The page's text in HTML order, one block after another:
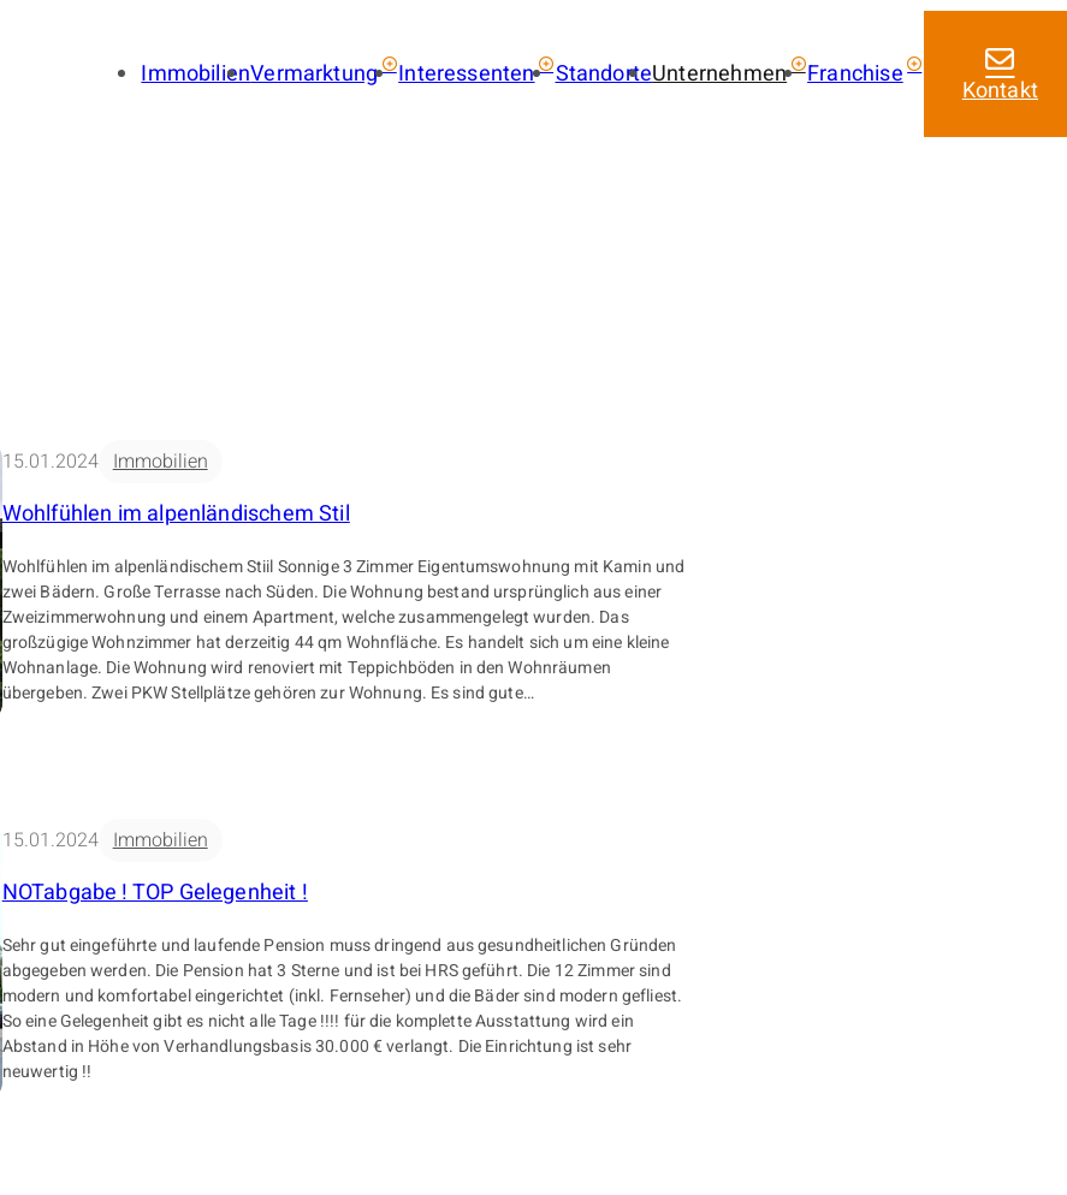
ImmobilienVermarktung
Interessenten
StandorteUnternehmen
Franchise
Franchise mit
Franchise Leistungen
Kontakt
15.01.2024 Immobilien
Wohlfühlen im alpenländischem Stil
Wohlfühlen im alpenländischem Stiil Sonnige 3 Zimmer Eigentumswohnung mit Kamin und
zwei Bädern. Große Terrasse nach Süden. Die Wohnung bestand ursprünglich aus einer
Zweizimmerwohnung und einem Apartment, welche zusammengelegt wurden. Das
großzügige Wohnzimmer hat derzeitig 44 qm Wohnfläche. Es handelt sich um eine kleine
Wohnanlage. Die Wohnung wird renoviert mit Teppichböden in den Wohnräumen
übergeben. Zwei PKW Stellplätze gehören zur Wohnung. Es sind gute
15.01.2024 Immobilien
NOTabgabe ! TOP Gelegenheit !
Sehr gut eingeführte und laufende Pension muss dringend aus gesundheitlichen Gründen
abgegeben werden. Die Pension hat 3 Sterne und ist bei HRS geführt. Die 12 Zimmer sind
modern und komfortabel eingerichtet (inkl. Fernseher) und die Bäder sind modern gefliest.
So eine Gelegenheit gibt es nicht alle Tage !!!! für die komplette Ausstattung wird ein
Abstand in Höhe von Verhandlungsbasis 30.000 € verlangt. Die Einrichtung ist sehr
neuwertig !!